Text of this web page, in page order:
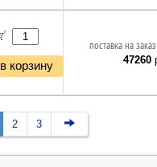
в корзину
поставка на
47260
2 3